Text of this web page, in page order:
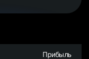
Прибыль